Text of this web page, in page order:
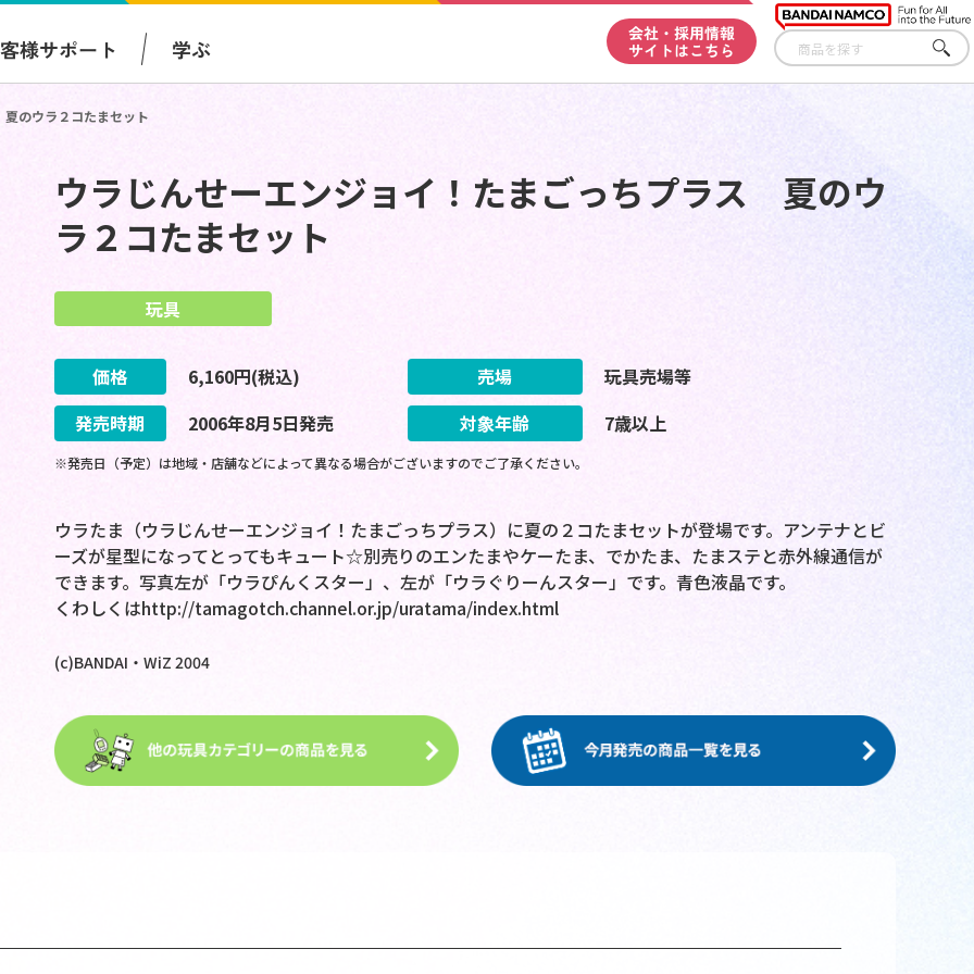
様サポート 学ぶ
会社・採用情報
サイトはこちら
さが
す
のウラ２コたまセット
ウラじんせーエンジョイ！たまごっちプラス 夏のウ
ラ２コたまセット
玩具
価格 6,160円(税込) 売場
玩具売場等
発売時期
2006年8月5日発売 対象年齢 7歳以上
※発売日（予定）は地域・店舗などによって異なる場合がございますのでご了承ください。
ウラたま（ウラじんせーエンジョイ！たまごっちプラス）に夏の２コたまセットが登場です。アンテナとビ
ーズが星型になってとってもキュート☆別売りのエンたまやケーたま、でかたま、たまステと赤外線通信が
できます。写真左が「ウラぴんくスター」、左が「ウラぐりーんスター」です。青色液晶です。
くわしくはhttp://tamagotch.channel.or.jp/uratama/index.html
(c)BANDAI・WiZ 2004